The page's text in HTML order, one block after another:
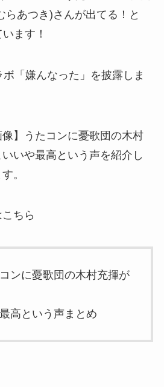
らあつき)さんが出てる！と
ます！
「嫌んなった」を披露しま
】うたコンに憂歌団の木村
いや最高という声を紹介し
。
ちら
ンに憂歌団の木村充揮が
高という声まとめ